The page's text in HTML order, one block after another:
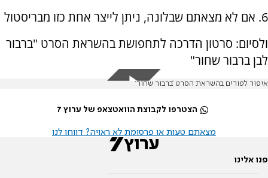
6. אם לא מצאתם שבלונה, ניתן לייצר אחת כזו מבריסטול
ולסיום: סרטון הדרכה לתחפושת בהשראת הסרט "ברבור
לבן ברבור שחור"
איפור לפורים בהשראת הסרט 'ברבור שחור'
הצטרפו לקבוצת הוואטצאפ של ערוץ 7
מצאתם טעות או פרסומת לא ראויה? דווחו לנו
פנו אלינו